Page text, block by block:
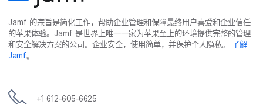
Jamf 的​宗旨​是​简化​工作，​帮助​企业​管理​和​保障​最​终​用​户​喜爱​和​企业​信任​
的​苹果​体验。 Jamf是​世界​上​唯​一​一​家​为​苹果​至​上​的​环境​提供​完整​的​管理​
和​安全​解决​方案​的​公司。​企业​安全，​使用​简单，​并​保护​个​人​隐私。
了解
Jamf。
+1 612-605-6625